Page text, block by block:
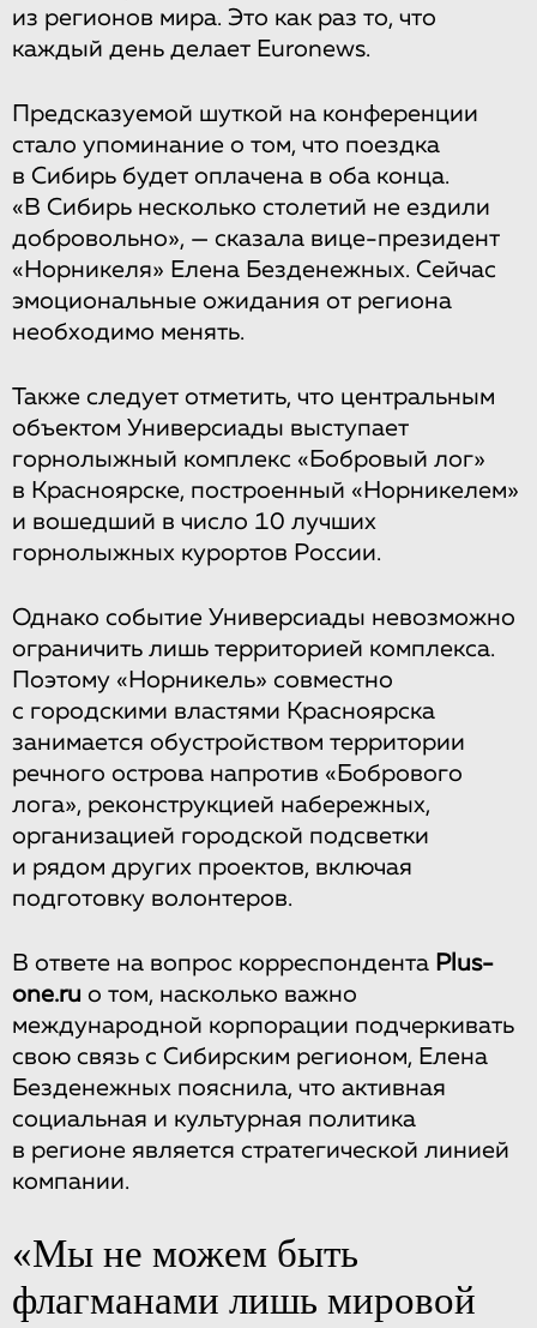
из регионов мира. Это как раз то, что
каждый день делает Euronews.
Предсказуемой шуткой на конференции
стало упоминание о том, что поездка
в Сибирь будет оплачена в оба конца.
«В Сибирь несколько столетий не ездили
добровольно», — сказала вице-президент
«Норникеля» Елена Безденежных. Сейчас
эмоциональные ожидания от региона
необходимо менять.
Также следует отметить, что центральным
объектом Универсиады выступает
горнолыжный комплекс «Бобровый лог»
в Красноярске, построенный «Норникелем»
и вошедший в число 10 лучших
горнолыжных курортов России.
Однако событие Универсиады невозможно
ограничить лишь территорией комплекса.
Поэтому «Норникель» совместно
с городскими властями Красноярска
занимается обустройством территории
речного острова напротив «Бобрового
лога», реконструкцией набережных,
организацией городской подсветки
и рядом других проектов, включая
подготовку волонтеров.
В ответе на вопрос корреспондента Plus-
one.ru о том, насколько важно
международной корпорации подчеркивать
свою связь с Сибирским регионом, Елена
Безденежных пояснила, что активная
социальная и культурная политика
в регионе является стратегической линией
компании.
«Мы не можем быть
флагманами лишь мировой